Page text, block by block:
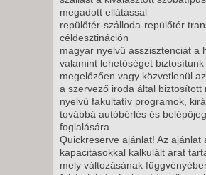
2026. NOVEMBER 18.,
-
8 NAP / 7 ÉJSZAKA
2026. NOVEMBER 20.,
-
11 NAP / 10 ÉJSZAKA
2026. NOVEMBER 20.,
-
8 NAP / 7 ÉJSZAKA
megadott ellátással
repülőtér-szálloda-repülőtér
céldesztináción
magyar nyelvű asszisztenciát a
valamint lehetőséget
megelőzően vagy közvetlenül
a szervező iroda által biztosított
nyelvű fakultatív programok,
továbbá autóbérlés és
foglalására
Quickreserve ajánlat! Az ajánlat
kapacitásokkal kalkulált árat
mely változásának